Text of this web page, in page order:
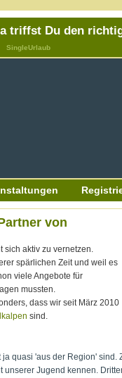
triffst Du den
SingleUrlaub
von
sich aktiv zu vernetzen.
spärlichen Zeit und weil es
viele Angebote für
mussten.
dass wir seit März 2010
sind.
ja quasi 'aus der Region'
unserer Jugend kennen.